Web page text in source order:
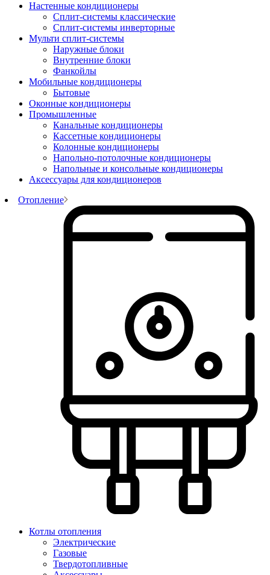
Настенные кондиционеры
Сплит-системы классические
Сплит-системы инверторные
Мульти сплит-системы
Наружные блоки
Внутренние блоки
Фанкойлы
Мобильные кондиционеры
Бытовые
Оконные кондиционеры
Промышленные
Канальные кондиционеры
Кассетные кондиционеры
Колонные кондиционеры
Напольно-потолочные кондиционеры
Напольные и консольные кондиционеры
Аксессуары для кондиционеров
Отопление
Котлы отопления
Электрические
Газовые
Твердотопливные